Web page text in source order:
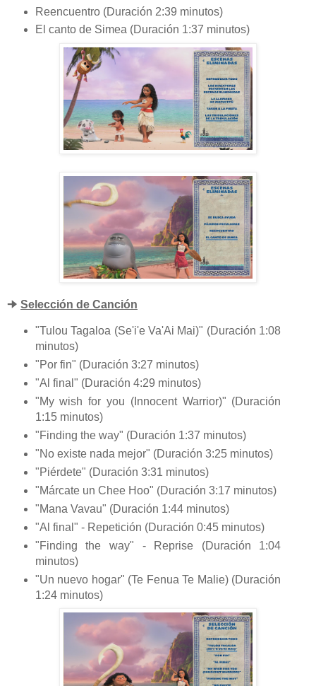
Reencuentro (Duración 2:39 minutos)
El canto de Simea (Duración 1:37 minutos)
🠊 Selección de Canción
"Tulou Tagaloa (Se'i'e Va'Ai Mai)" (Duración 1:08
minutos)
"Por fin" (Duración 3:27 minutos)
"Al final" (Duración 4:29 minutos)
"My wish for you (Innocent Warrior)" (Duración
1:15 minutos)
"Finding the way" (Duración 1:37 minutos)
"No existe nada mejor" (Duración 3:25 minutos)
"Piérdete" (Duración 3:31 minutos)
"Márcate un Chee Hoo" (Duración 3:17 minutos)
"Mana Vavau" (Duración 1:44 minutos)
"Al final" - Repetición (Duración 0:45 minutos)
"Finding the way" - Reprise (Duración 1:04
minutos)
"Un nuevo hogar" (Te Fenua Te Malie) (Duración
1:24 minutos)